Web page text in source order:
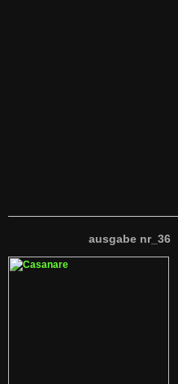
ausgabe nr_36